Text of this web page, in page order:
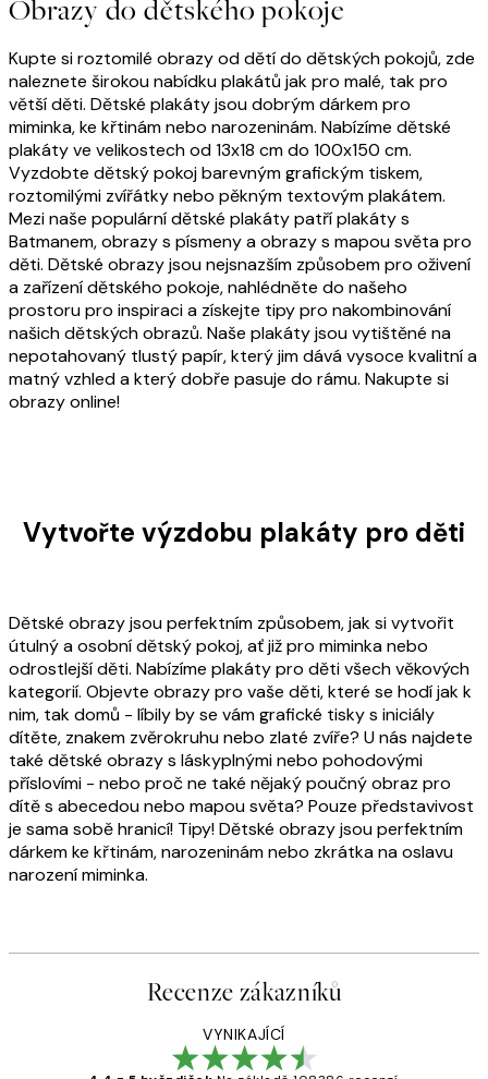
Obrazy do dětského pokoje
Kupte si roztomilé obrazy od dětí do dětských pokojů, zde
naleznete širokou nabídku plakátů jak pro malé, tak pro
větší děti. Dětské plakáty jsou dobrým dárkem pro
miminka, ke křtinám nebo narozeninám. Nabízíme dětské
plakáty ve velikostech od 13x18 cm do 100x150 cm.
Vyzdobte dětský pokoj barevným grafickým tiskem,
roztomilými zvířátky nebo pěkným textovým plakátem.
Mezi naše populární dětské plakáty patří plakáty s
Batmanem, obrazy s písmeny a obrazy s mapou světa pro
děti. Dětské obrazy jsou nejsnazším způsobem pro oživení
a zařízení dětského pokoje, nahlédněte do našeho
prostoru pro inspiraci a získejte tipy pro nakombinování
našich dětských obrazů. Naše plakáty jsou vytištěné na
nepotahovaný tlustý papír, který jim dává vysoce kvalitní a
matný vzhled a který dobře pasuje do rámu. Nakupte si
obrazy online!
Vytvořte výzdobu plakáty pro děti
Dětské obrazy jsou perfektním způsobem, jak si vytvořit
útulný a osobní dětský pokoj, ať již pro miminka nebo
odrostlejší děti. Nabízíme plakáty pro děti všech věkových
kategorií. Objevte obrazy pro vaše děti, které se hodí jak k
nim, tak domů - líbily by se vám grafické tisky s iniciály
dítěte, znakem zvěrokruhu nebo zlaté zvíře? U nás najdete
také dětské obrazy s láskyplnými nebo pohodovými
příslovími - nebo proč ne také nějaký poučný obraz pro
dítě s abecedou nebo mapou světa? Pouze představivost
je sama sobě hranicí! Tipy! Dětské obrazy jsou perfektním
dárkem ke křtinám, narozeninám nebo zkrátka na oslavu
narození miminka.
Recenze zákazníků
VYNIKAJÍCÍ